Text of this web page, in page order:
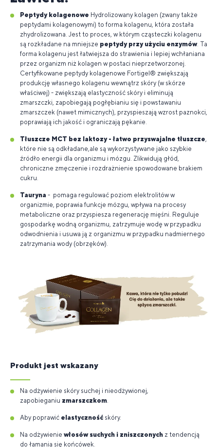
Peptydy kolagenowe Hydrolizowany kolagen (zwany także
peptydami kolagenowymi) to forma kolagenu, która została
zhydrolizowana. Jest to proces, w którym cząsteczki kolagenu
są rozkładane na mniejsze peptydy przy użyciu enzymów. Ta
forma kolagenu jest łatwiejsza do strawienia i lepiej wchłaniana
przez organizm niż kolagen w postaci nieprzetworzonej.
Certyfikowane peptydy kolagenowe Fortigel® zwiększają
produkcję własnego kolagenu wewnątrz skóry (w skórze
właściwej) - zwiększają elastyczność skóry i eliminują
zmarszczki, zapobiegają pogłębianiu się i powstawaniu
zmarszczek (nawet mimicznych), przyspieszają wzrost paznokci,
poprawiają ich jakość i ograniczają pękanie.
Tłuszcze MCT bez laktozy - łatwo przyswajalne tłuszcze
które nie są odkładane,ale są wykorzystywane jako szybkie
źródło energii dla organizmu i mózgu. Zlikwidują głód,
chroniczne zmęczenie i rozdrażnienie spowodowane brakiem
cukru.
Tauryna - pomaga regulować poziom elektrolitów w
organizmie, poprawia funkcje mózgu, wpływa na procesy
metaboliczne oraz przyspiesza regenerację mięśni. Reguluje
gospodarkę wodną organizmu, zatrzymuje wodę w przypadku
odwodnienia i usuwa ją z organizmu w przypadku nadmiernego
zatrzymania wody (obrzęków).
Produkt jest wskazany
Na odżywienie skóry suchej i nieodżywionej,
zapobieganiu zmarszczkom.
Aby poprawić elastyczność skóry.
Na odżywienie włosów suchych i zniszczonych z tendencją
do łamania się końcówek.